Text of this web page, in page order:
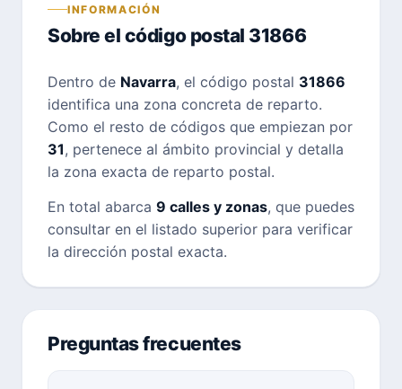
INFORMACIÓN
Sobre el código postal 31866
Dentro de Navarra, el código postal 31866
identifica una zona concreta de reparto.
Como el resto de códigos que empiezan por
31, pertenece al ámbito provincial y detalla
la zona exacta de reparto postal.
En total abarca 9 calles y zonas, que puedes
consultar en el listado superior para verificar
la dirección postal exacta.
Preguntas frecuentes